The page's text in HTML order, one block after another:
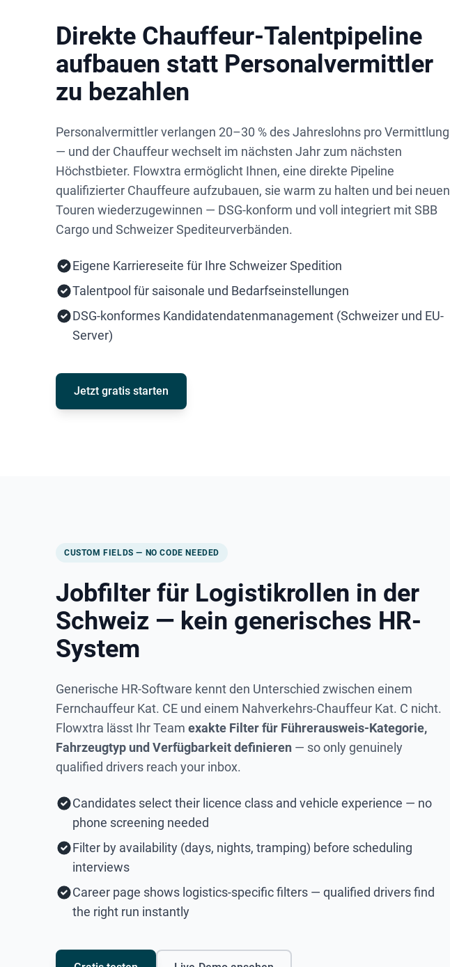
Direkte Chauffeur-Talentpipeline
aufbauen statt Personalvermittler
zu bezahlen
Personalvermittler verlangen 20–30 % des Jahreslohns pro Vermittlung
— und der Chauffeur wechselt im nächsten Jahr zum nächsten
Höchstbieter. Flowxtra ermöglicht Ihnen, eine direkte Pipeline
qualifizierter Chauffeure aufzubauen, sie warm zu halten und bei neuen
Touren wiederzugewinnen — DSG-konform und voll integriert mit SBB
Cargo und Schweizer Spediteurverbänden.
Eigene Karriereseite für Ihre Schweizer Spedition
Talentpool für saisonale und Bedarfseinstellungen
DSG-konformes Kandidatendatenmanagement (Schweizer und EU-
Server)
Jetzt gratis starten
CUSTOM FIELDS — NO CODE NEEDED
Jobfilter für Logistikrollen in der
Schweiz — kein generisches HR-
System
Generische HR-Software kennt den Unterschied zwischen einem
Fernchauffeur Kat. CE und einem Nahverkehrs-Chauffeur Kat. C nicht.
Flowxtra lässt Ihr Team exakte Filter für Führerausweis-Kategorie,
Fahrzeugtyp und Verfügbarkeit definieren — so only genuinely
qualified drivers reach your inbox.
Candidates select their licence class and vehicle experience — no
phone screening needed
Filter by availability (days, nights, tramping) before scheduling
interviews
Career page shows logistics-specific filters — qualified drivers find
the right run instantly